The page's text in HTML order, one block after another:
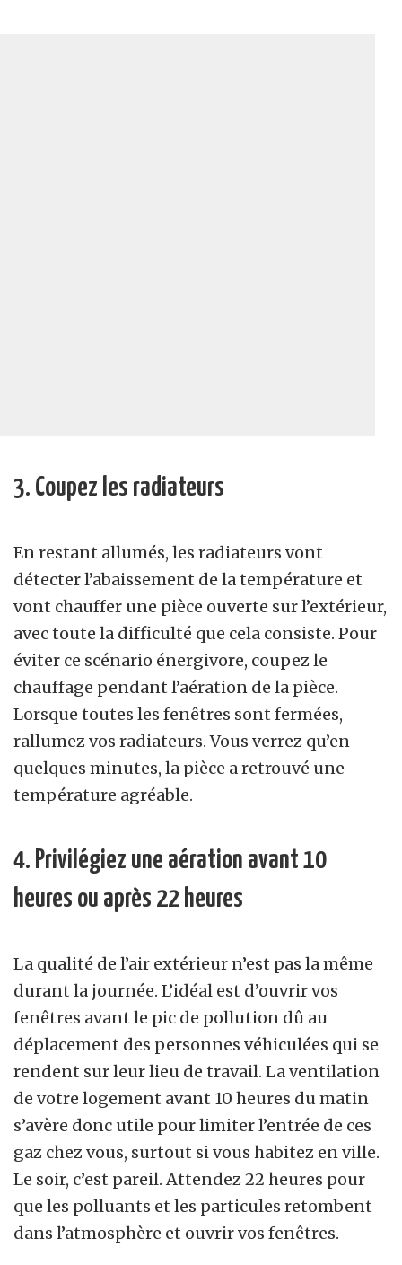
3. Coupez les radiateurs
En restant allumés, les radiateurs vont
détecter l’abaissement de la température et
vont chauffer une pièce ouverte sur l’extérieur,
avec toute la difficulté que cela consiste. Pour
éviter ce scénario énergivore, coupez le
chauffage pendant l’aération de la pièce.
Lorsque toutes les fenêtres sont fermées,
rallumez vos radiateurs. Vous verrez qu’en
quelques minutes, la pièce a retrouvé une
température agréable.
4. Privilégiez une aération avant 10
heures ou après 22 heures
La qualité de l’air extérieur n’est pas la même
durant la journée. L’idéal est d’ouvrir vos
fenêtres avant le pic de pollution dû au
déplacement des personnes véhiculées qui se
rendent sur leur lieu de travail. La ventilation
de votre logement avant 10 heures du matin
s’avère donc utile pour limiter l’entrée de ces
gaz chez vous, surtout si vous habitez en ville.
Le soir, c’est pareil. Attendez 22 heures pour
que les polluants et les particules retombent
dans l’atmosphère et ouvrir vos fenêtres.